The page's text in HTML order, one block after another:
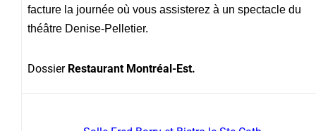
facture la journée où vous assisterez à un spectacle du
théâtre Denise-Pelletier.
Dossier Restaurant Montréal-Est.